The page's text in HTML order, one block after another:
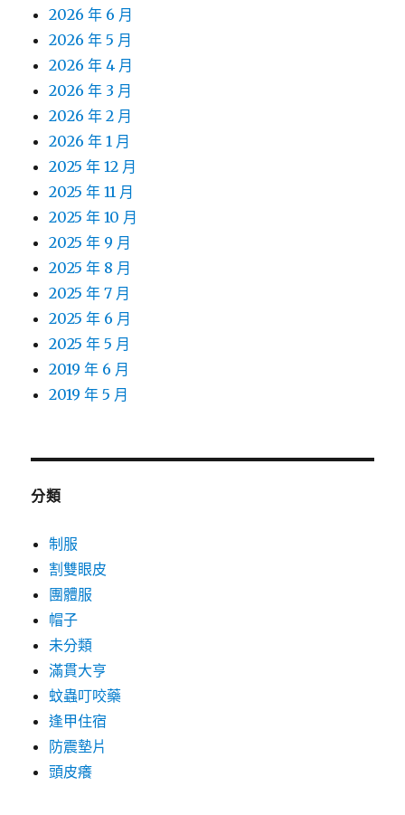
2026 年 6 月
2026 年 5 月
2026 年 4 月
2026 年 3 月
2026 年 2 月
2026 年 1 月
2025 年 12 月
2025 年 11 月
2025 年 10 月
2025 年 9 月
2025 年 8 月
2025 年 7 月
2025 年 6 月
2025 年 5 月
2019 年 6 月
2019 年 5 月
分類
制服
割雙眼皮
團體服
帽子
未分類
滿貫大亨
蚊蟲叮咬藥
逢甲住宿
防震墊片
頭皮癢